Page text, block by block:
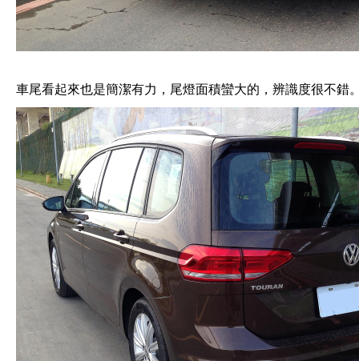
車尾看起來也是簡潔有力，尾燈面積蠻大的，辨識度很不錯